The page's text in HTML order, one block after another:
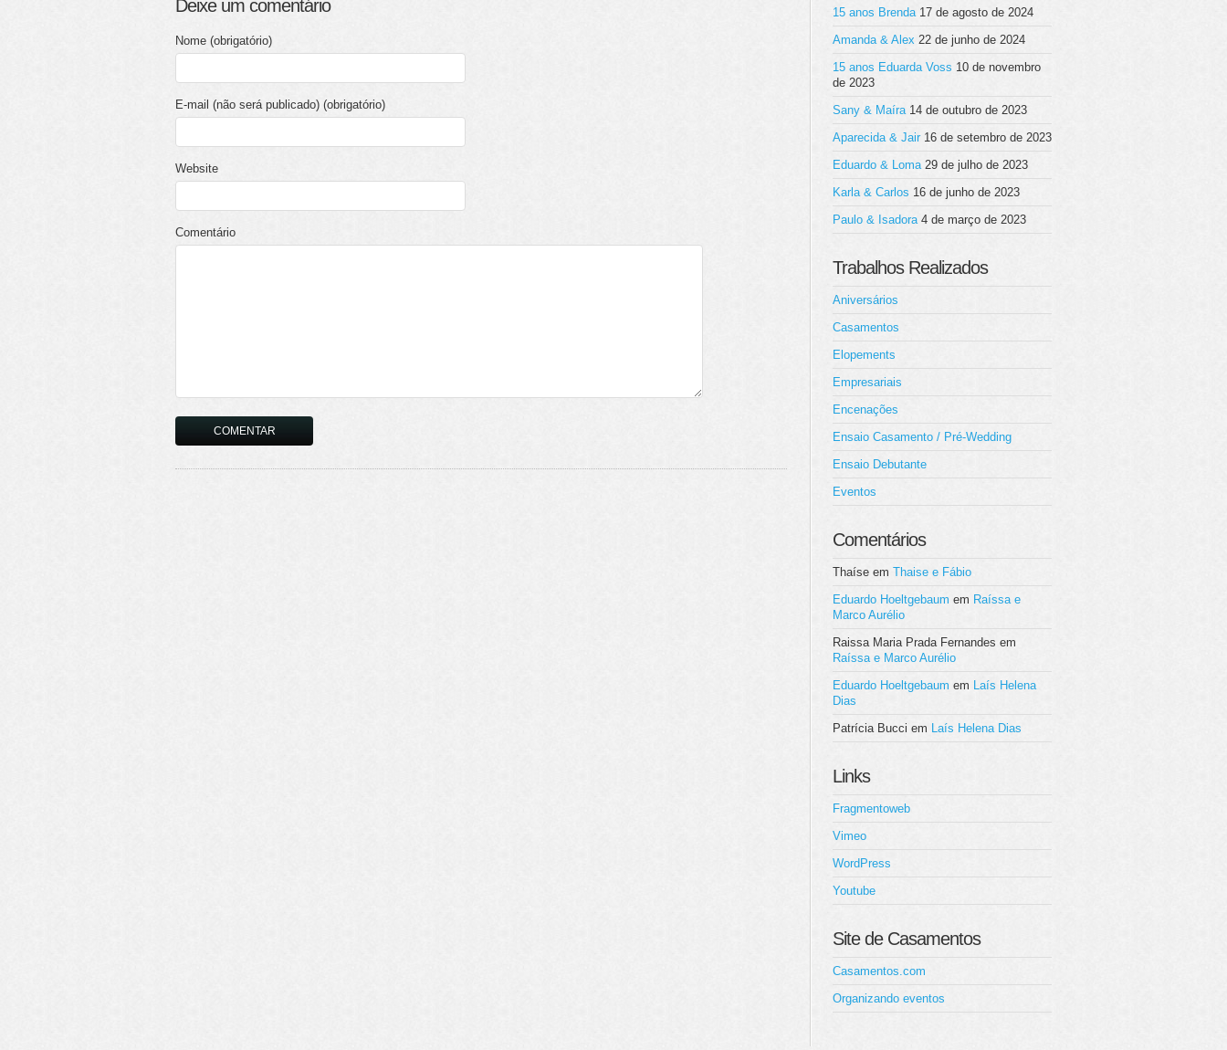
Deixe um comentário
Nome (obrigatório)
E-mail (não será publicado) (obrigatório)
Website
Comentário
15 anos Brenda 17 de agosto de 2024
Amanda & Alex 22 de junho de 2024
15 anos Eduarda Voss 10 de novembro
de 2023
Sany & Maíra 14 de outubro de 2023
Aparecida & Jair 16 de setembro de 2023
Eduardo & Loma 29 de julho de 2023
Karla & Carlos 16 de junho de 2023
Paulo & Isadora 4 de março de 2023
Trabalhos Realizados
Aniversários
Casamentos
Elopements
Empresariais
Encenações
Ensaio Casamento / Pré-Wedding
Ensaio Debutante
Eventos
Comentários
Thaíse em Thaise e Fábio
Eduardo Hoeltgebaum em Raíssa e
Marco Aurélio
Raissa Maria Prada Fernandes em
Raíssa e Marco Aurélio
Eduardo Hoeltgebaum em Laís Helena
Dias
Patrícia Bucci em Laís Helena Dias
Links
Fragmentoweb
Vimeo
WordPress
Youtube
Site de Casamentos
Casamentos.com
Organizando eventos